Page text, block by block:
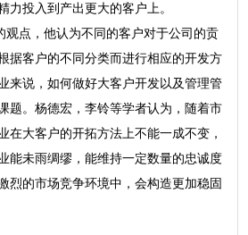
力投入到产出更大的客户上。
观点，他认为不同的客户对于公司的贡
据客户的不同分类而进行相应的开发方
来说，如何做好大客户开发以及管理管
题。杨德宏，李铃等学者认为，随着市
在大客户的开拓方法上不能一成不变，
能未雨绸缪，能维持一定数量的忠诚度
烈的市场竞争环境中，会构造更加稳固